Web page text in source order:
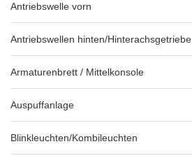
Antriebswelle vorn
Antriebswellen hinten/Hinterachsgetriebe
Armaturenbrett / Mittelkonsole
Auspuffanlage
Blinkleuchten/Kombileuchten